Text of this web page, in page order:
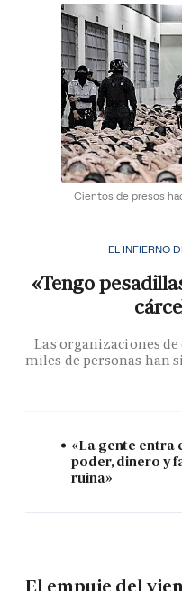
Cientos de presos
EL INFIERNO
«Tengo
Las organizaciones
miles de personas han
«La gente entra
poder, dinero y
ruina»